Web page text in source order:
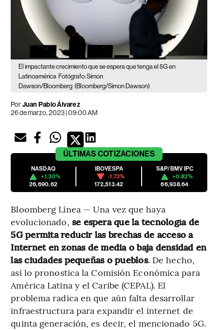
El impactante crecimiento que se espera que tenga el 5G en
Latinoamérica Fotógrafo: Simon
Dawson/Bloomberg (Bloomberg/Simon Dawson)
PorJuan Pablo Álvarez
26 de marzo, 2023 | 09:00 AM
ÚLTIMAS COTIZACIONES
NASDAQ
+1.30%
26,690.62
IBOVESPA
-1.73%
172,513.42
S&P/BMV IPC
+0.82%
66,938.64
Bloomberg Línea — Una vez que haya
evolucionado, se espera que la tecnología de
5G permita reducir las brechas de acceso a
Internet en zonas de media o baja densidad en
las ciudades pequeñas o pueblos. De hecho,
así lo pronostica la Comisión Económica para
América Latina y el Caribe (CEPAL). El
problema radica en que aún falta desarrollar
infraestructura para expandir el internet de
quinta generación, es decir, el mencionado 5G.